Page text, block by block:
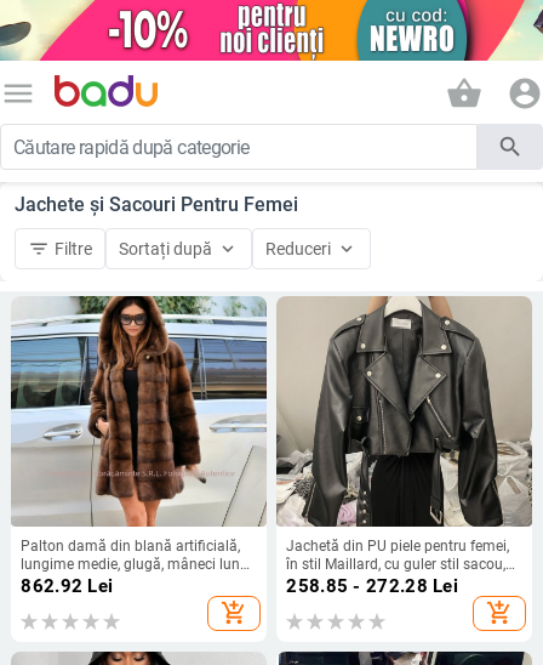
menu shopping_basket account_circle
search
Jachete și Sacouri Pentru Femei
filter_list Filtre Sortați după keyboard_arrow_down Reduceri keyboard_arrow_down
Palton damă din blană artificială,
lungime medie, glugă, mâneci lungi,
stil elegant
862.92 Lei
add_shopping_cart
Jachetă din PU piele pentru femei,
în stil Maillard, cu guler stil sacou,
fermoar, croială lejeră
258.85 - 272.28 Lei
add_shopping_cart